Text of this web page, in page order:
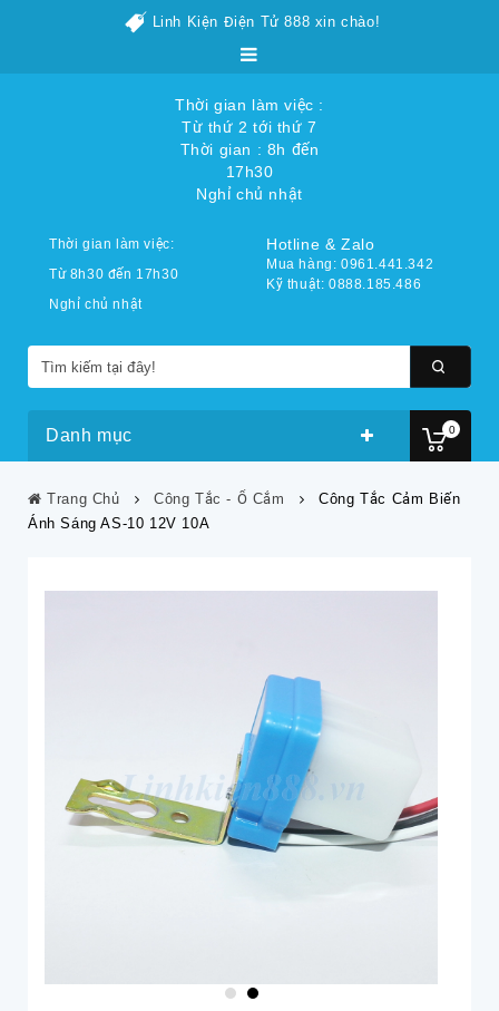
Linh Kiện Điện Tử 888 xin chào!
Thời gian làm việc :
Từ thứ 2 tới thứ 7
Thời gian : 8h đến
17h30
Nghỉ chủ nhật
0
Thời gian làm việc:
Từ 8h30 đến 17h30
Nghỉ chủ nhật
Hotline & Zalo
Mua hàng: 0961.441.342
Kỹ thuật: 0888.185.486
Danh mục
Trang Chủ Công Tắc - Ổ Cắm
Công Tắc Cảm Biến
Ánh Sáng AS-10 12V 10A